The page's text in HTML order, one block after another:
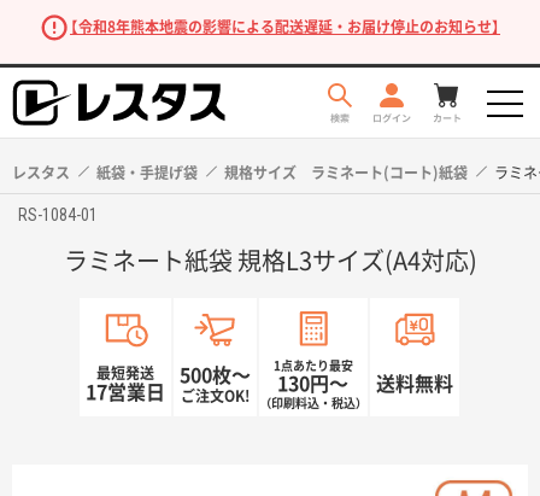
【令和8年熊本地震の影響による配送遅延・お届け停止のお知らせ】
レスタス 紙袋・手提げ袋 規格サイズ ラミネート(コート)紙袋 ラミ
RS-1084-01
ラミネート紙袋 規格L3サイズ(A4対応)
最短発送
17営業日
500枚〜
ご注文OK!
1点あたり最安
130円〜
（印刷料込・税込）
送料無料